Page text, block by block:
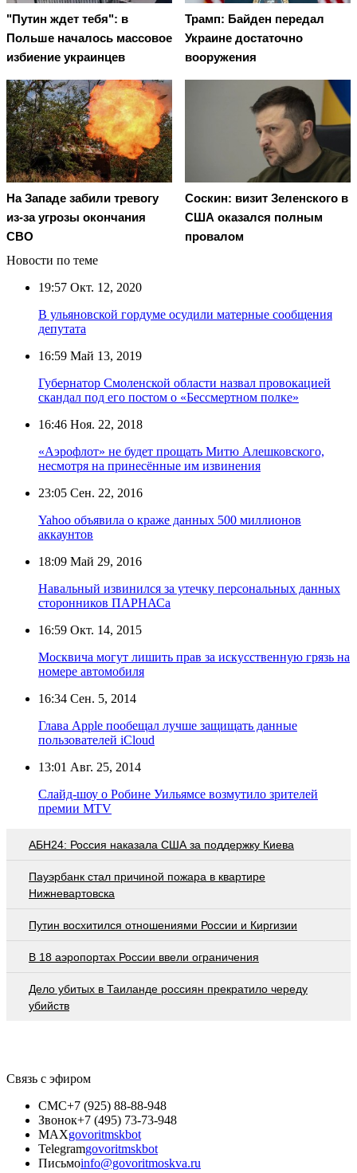
"Путин ждет тебя": в
Польше началось массовое
избиение украинцев
Трамп: Байден передал
Украине достаточно
вооружения
На Западе забили тревогу
из-за угрозы окончания
СВО
Соскин: визит Зеленского в
США оказался полным
провалом
Новости по теме
19:57 Окт. 12, 2020
В ульяновской гордуме осудили матерные сообщения
депутата
16:59 Май 13, 2019
Губернатор Смоленской области назвал провокацией
скандал под его постом о «Бессмертном полке»
16:46 Ноя. 22, 2018
«Аэрофлот» не будет прощать Митю Алешковского,
несмотря на принесённые им извинения
23:05 Сен. 22, 2016
Yahoo объявила о краже данных 500 миллионов
аккаунтов
18:09 Май 29, 2016
Навальный извинился за утечку персональных данных
сторонников ПАРНАСа
16:59 Окт. 14, 2015
Москвича могут лишить прав за искусственную грязь на
номере автомобиля
16:34 Сен. 5, 2014
Глава Apple пообещал лучше защищать данные
пользователей iCloud
13:01 Авг. 25, 2014
Слайд-шоу о Робине Уильямсе возмутило зрителей
премии MTV
АБН24: Россия наказала США за поддержку Киева
Пауэрбанк стал причиной пожара в квартире
Нижневартовска
Путин восхитился отношениями России и Киргизии
В 18 аэропортах России ввели ограничения
Дело убитых в Таиланде россиян прекратило череду
убийств
Связь с эфиром
СМС+7 (925) 88-88-948
Звонок+7 (495) 73-73-948
MAXgovoritmskbot
Telegramgovoritmskbot
Письмоinfo@govoritmoskva.ru